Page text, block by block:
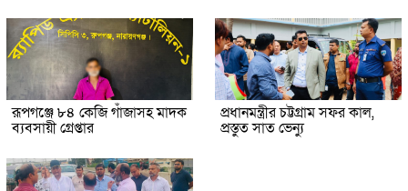
রূপগঞ্জে ৮৪ কেজি গাঁজাসহ মাদক
ব্যবসায়ী গ্রেপ্তার
প্রধানমন্ত্রীর চট্টগ্রাম সফর কাল,
প্রস্তুত সাত ভেন্যু